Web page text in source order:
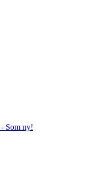
Som ny!